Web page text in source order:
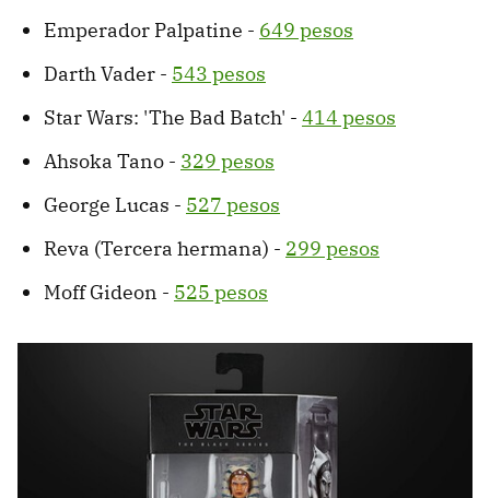
Emperador Palpatine - 649 pesos
Darth Vader - 543 pesos
Star Wars: 'The Bad Batch' - 414 pesos
Ahsoka Tano - 329 pesos
George Lucas - 527 pesos
Reva (Tercera hermana) - 299 pesos
Moff Gideon - 525 pesos